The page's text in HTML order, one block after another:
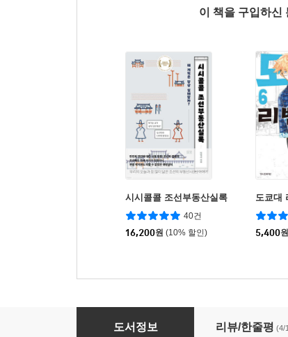
이 책을 구입하신
시시콜콜 조선부동산실록
40건
16,200원 (10% 할인)
도쿄대
5,400원
인법팔견전
도서정보 리뷰/한줄평 (4/